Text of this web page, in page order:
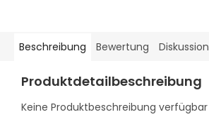
Beschreibung Bewertung Diskussion
Produktdetailbeschreibung
Keine Produktbeschreibung verfügbar